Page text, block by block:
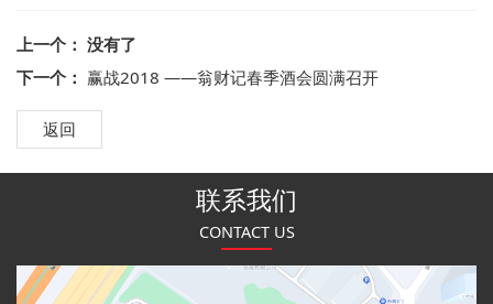
上一个： 没有了
下一个： 赢战2018 ——翁财记春季酒会圆满召开
返回
联系我们
CONTACT US